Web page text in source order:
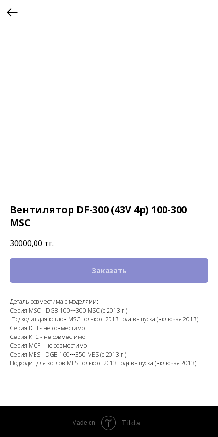
Вентилятор DF-300 (43V 4p) 100-300
MSC
30000,00 тңг.
Заказать
Деталь совместима с моделями:
Серия MSC - DGB-100〜300 MSC (с 2013 г.)
Подходит для котлов MSC только с 2013 года выпуска (включая 2013).
Серия ICH - не совместимо
Серия KFC - не совместимо
Серия MCF - не совместимо
Серия MES - DGB-160〜350 MES (с 2013 г.)
Подходит для котлов MES только с 2013 года выпуска (включая 2013).
Made on Tilda